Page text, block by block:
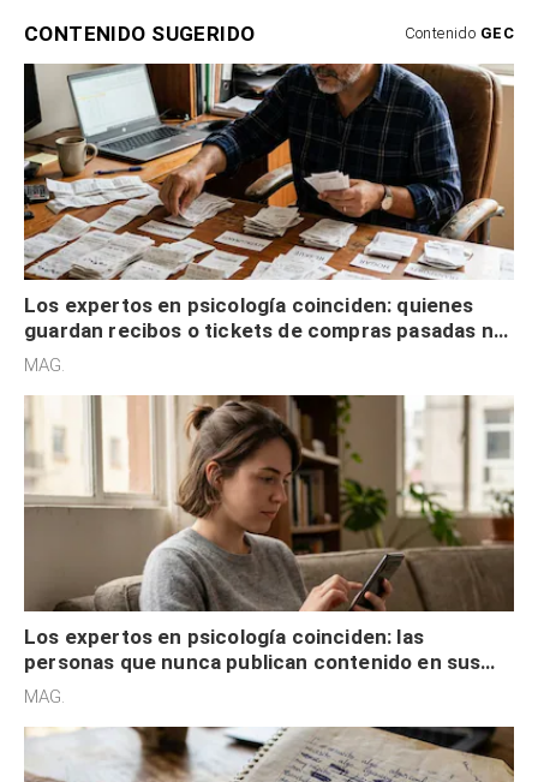
CONTENIDO SUGERIDO Contenido GEC
Los expertos en psicología coinciden: quienes
guardan recibos o tickets de compras pasadas no
son acumuladores, sino que tienen necesidad de
MAG.
Los expertos en psicología coinciden: las
personas que nunca publican contenido en sus
redes sociales no pretenden buscar validación
MAG.